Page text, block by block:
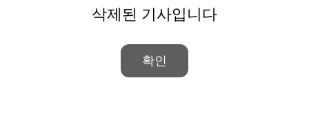
삭제된 기사입니다
확인